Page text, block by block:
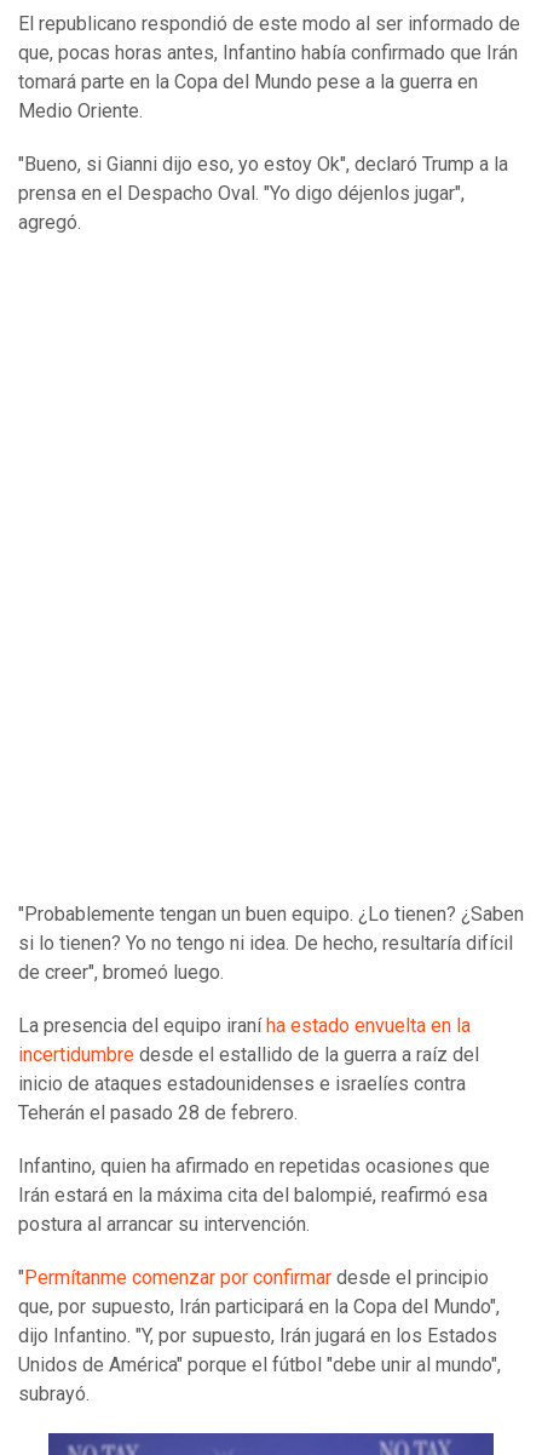
El republicano respondió de este modo al ser informado de
que, pocas horas antes, Infantino había confirmado que Irán
tomará parte en la Copa del Mundo pese a la guerra en
Medio Oriente.
"Bueno, si Gianni dijo eso, yo estoy Ok", declaró Trump a la
prensa en el Despacho Oval. "Yo digo déjenlos jugar",
agregó.
"Probablemente tengan un buen equipo. ¿Lo tienen? ¿Saben
si lo tienen? Yo no tengo ni idea. De hecho, resultaría difícil
de creer", bromeó luego.
La presencia del equipo iraníha estado envuelta en la
incertidumbre desde el estallido de la guerra a raíz del
inicio de ataques estadounidenses e israelíes contra
Teherán el pasado 28 de febrero.
Infantino, quien ha afirmado en repetidas ocasiones que
Irán estará en la máxima cita del balompié, reafirmó esa
postura al arrancar su intervención.
"Permítanme comenzar por confirmar desde el principio
que, por supuesto, Irán participará en la Copa del Mundo",
dijo Infantino. "Y, por supuesto, Irán jugará en los Estados
Unidos de América" porque el fútbol "debe unir al mundo",
subrayó.